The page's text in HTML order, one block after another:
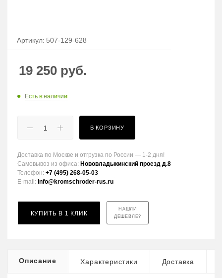
Артикул: 507-129-628
19 250 руб.
Есть в наличии
В КОРЗИНУ
Доставка по Москве и отгрузка по России — 1-2 дня!
Самовывоз из офиса: Нововладыкинский проезд д.8
Телефон: +7 (495) 268-05-03
E-mail: info@kromschroder-rus.ru
КУПИТЬ В 1 КЛИК
НАШЛИ
ДЕШЕВЛЕ?
Описание Характеристики Доставка